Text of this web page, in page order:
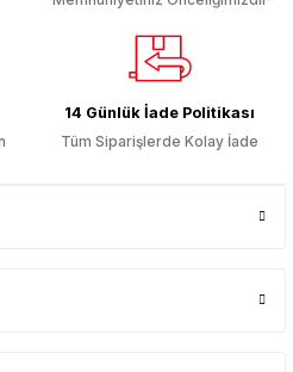
14 Günlük İade Politikası
Tüm Siparişlerde Kolay İade